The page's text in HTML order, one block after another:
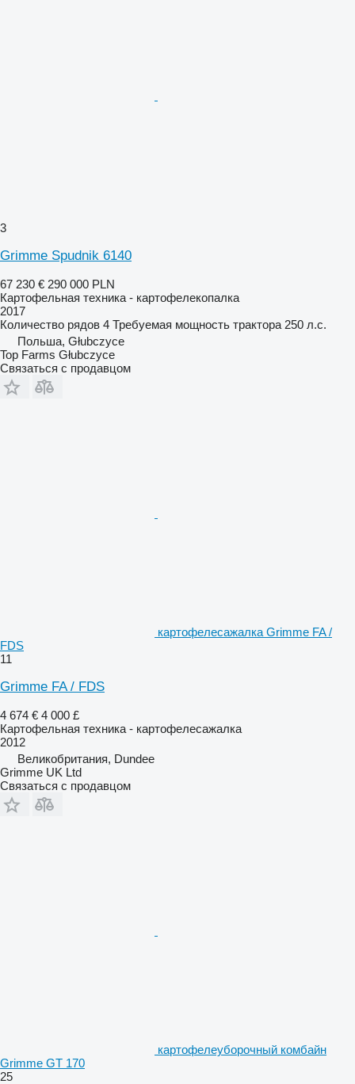
3
Grimme Spudnik 6140
67 230 € 290 000 PLN
Картофельная техника - картофелекопалка
2017
Количество рядов 4 Требуемая мощность трактора 250 л.с.
Польша, Głubczyce
Top Farms Głubczyce
Связаться с продавцом
картофелесажалка Grimme FA /
FDS
11
Grimme FA / FDS
4 674 € 4 000 £
Картофельная техника - картофелесажалка
2012
Великобритания, Dundee
Grimme UK Ltd
Связаться с продавцом
картофелеуборочный комбайн
Grimme GT 170
25